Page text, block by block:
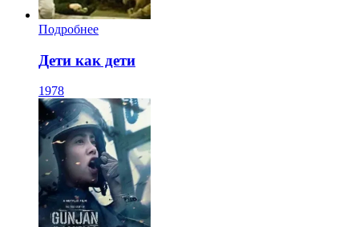
Подробнее
Дети как дети
1978